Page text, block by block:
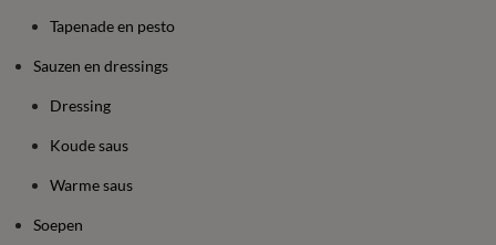
Tapenade en pesto
Sauzen en dressings
Dressing
Koude saus
Warme saus
Soepen